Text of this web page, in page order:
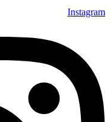
Instagram